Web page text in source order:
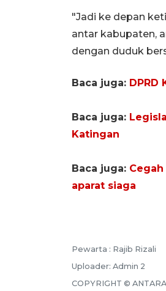
"Jadi ke depan
antar kabupaten,
dengan duduk
Baca juga: DPRD
Baca juga:
Katingan
Baca juga:
aparat siaga
Pewarta : Rajib Rizali
Uploader: Admin 2
COPYRIGHT © ANTARA